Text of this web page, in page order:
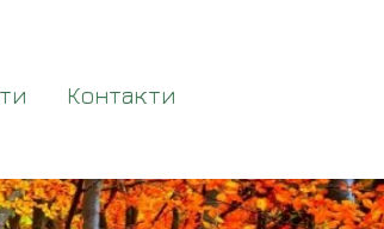
Контакти